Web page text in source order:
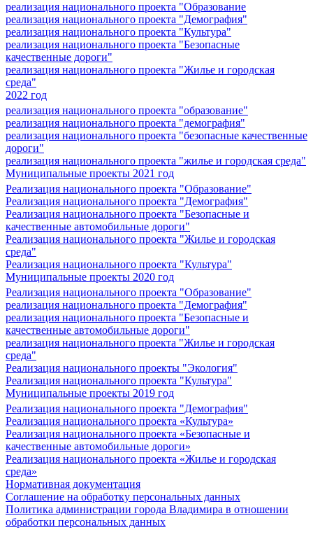
реализация национального проекта "Образование
реализация национального проекта "Демография"
реализация национального проекта "Культура"
реализация национального проекта "Безопасные
качественные дороги"
реализация национального проекта "Жилье и городская
среда"
2022 год
реализация национального проекта "образование"
реализация национального проекта "демография"
реализация национального проекта "безопасные качественные
дороги"
реализация национального проекта "жилье и городская среда"
Муниципальные проекты 2021 год
Реализация национального проекта "Образование"
Реализация национального проекта "Демография"
Реализация национального проекта "Безопасные и
качественные автомобильные дороги"
Реализация национального проекта "Жилье и городская
среда"
Реализация национального проекта "Культура"
Муниципальные проекты 2020 год
Реализация национального проекта "Образование"
реализация национального проекта "Демография"
реализация национального проекта "Безопасные и
качественные автомобильные дороги"
реализация национального проекта "Жилье и городская
среда"
Реализация национального проекты "Экология"
Реализация национального проекта "Культура"
Муниципальные проекты 2019 год
Реализация национального проекта "Демография"
Реализация национального проекта «Культура»
Реализация национального проекта «Безопасные и
качественные автомобильные дороги»
Реализация национального проекта «Жилье и городская
среда»
Нормативная документация
Соглашение на обработку персональных данных
Политика администрации города Владимира в отношении
обработки персональных данных